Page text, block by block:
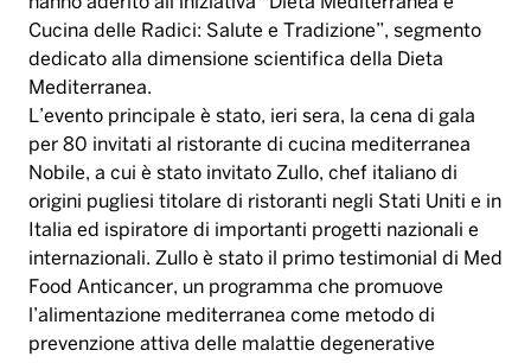
Cucina delle Radici: Salute e Tradizione”, segmento
dedicato alla dimensione scientifica della Dieta
Mediterranea.
L’evento principale è stato, ieri sera, la cena di gala
per 80 invitati al ristorante di cucina mediterranea
Nobile, a cui è stato invitato Zullo, chef italiano di
origini pugliesi titolare di ristoranti negli Stati Uniti e in
Italia ed ispiratore di importanti progetti nazionali e
internazionali. Zullo è stato il primo testimonial di Med
Food Anticancer, un programma che promuove
l’alimentazione mediterranea come metodo di
prevenzione attiva delle malattie degenerative